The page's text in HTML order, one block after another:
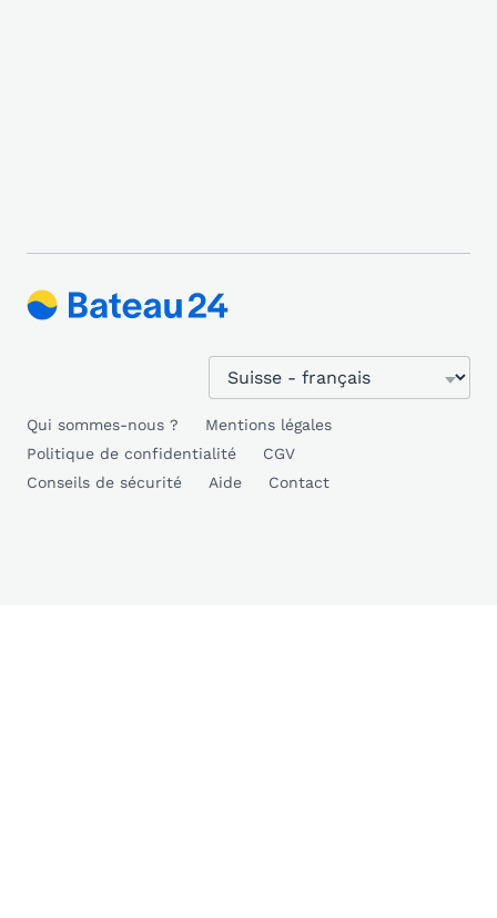
Qui sommes-nous ?
Mentions légales
Politique de confidentialité
CGV
Conseils de sécurité
Aide Contact